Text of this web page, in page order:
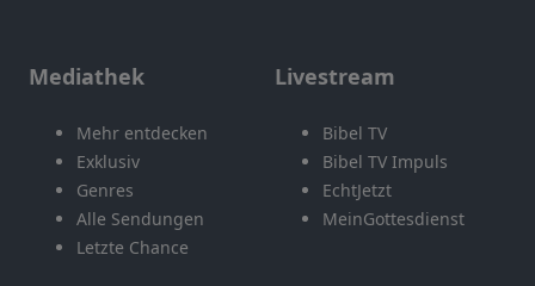
Mediathek
Mehr entdecken
Exklusiv
Genres
Alle Sendungen
Letzte Chance
Livestream
Bibel TV
Bibel TV Impuls
EchtJetzt
MeinGottesdienst